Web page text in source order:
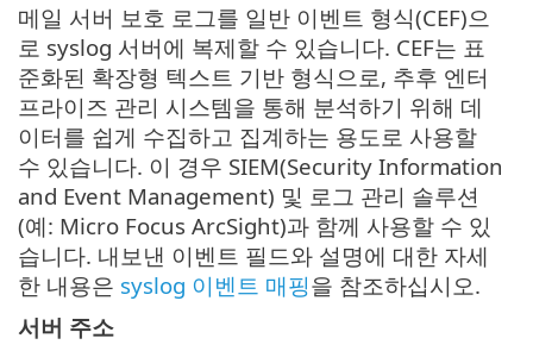
메일 서버 보호 로그를 일반 이벤트 형식(CEF)으
로 syslog 서버에 복제할 수 있습니다. CEF는 표
준화된 확장형 텍스트 기반 형식으로, 추후 엔터
프라이즈 관리 시스템을 통해 분석하기 위해 데
이터를 쉽게 수집하고 집계하는 용도로 사용할
수 있습니다. 이 경우 SIEM(Security Information
and Event Management) 및 로그 관리 솔루션
(예: Micro Focus ArcSight)과 함께 사용할 수 있
습니다. 내보낸 이벤트 필드와 설명에 대한 자세
한 내용은 syslog 이벤트 매핑을 참조하십시오.
서버 주소